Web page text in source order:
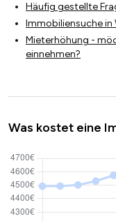
Häufig gestellte
Immobiliensuche in
Mieterhöhung -
einnehmen?
Was kostet eine